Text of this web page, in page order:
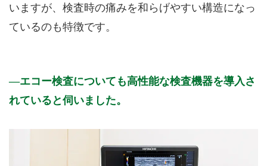
いますが、検査時の痛みを和らげやすい構造になっ
ているのも特徴です。
エコー検査についても高性能な検査機器を導入さ
れていると伺いました。